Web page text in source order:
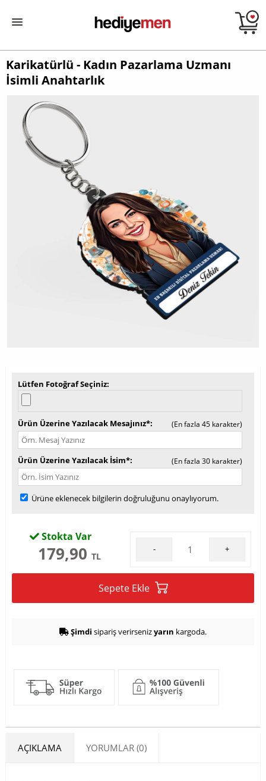
Karikatürlü - Kadın Pazarlama Uzmanı
İsimli Anahtarlık
Lütfen Fotoğraf Seçiniz
Ürün Üzerine Yazılacak Mesajınız* (En fazla 45 karakter)
Ürün Üzerine Yazılacak İsim* (En fazla 30 karakter)
Ürüne eklenecek bilgilerin doğruluğunu onaylıyorum.
Stokta Var
179,90 TL
- +
Sepete Ekle
Şimdi sipariş verirsenizyarın kargoda.
AÇIKLAMA YORUMLAR (0)